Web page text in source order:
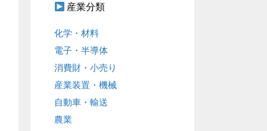
産業分類
化学・材料
電子・半導体
消費財・小売り
産業装置・機械
自動車・輸送
農業